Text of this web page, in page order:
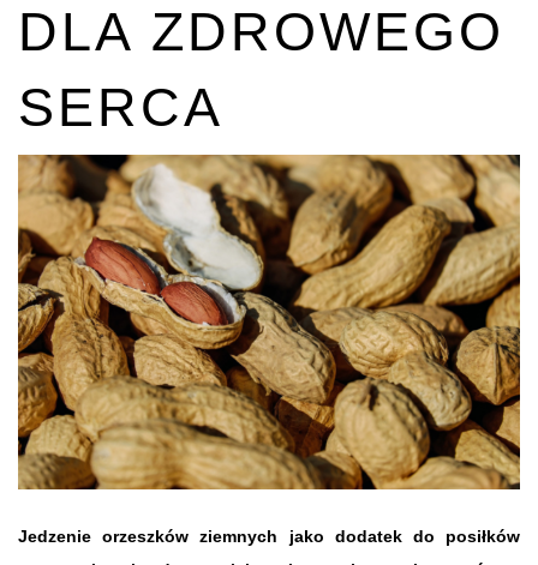
DLA ZDROWEGO
SERCA
Jedzenie orzeszków ziemnych jako dodatek do posiłków